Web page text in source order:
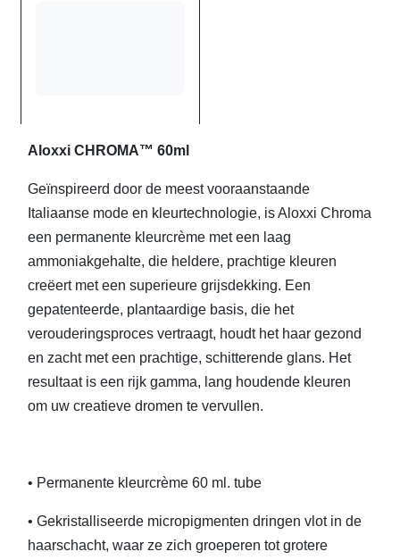
Aloxxi CHROMA™ 60ml
Geïnspireerd door de meest vooraanstaande
Italiaanse mode en kleurtechnologie, is Aloxxi Chroma
een permanente kleurcrème met een laag
ammoniakgehalte, die heldere, prachtige kleuren
creëert met een superieure grijsdekking. Een
gepatenteerde, plantaardige basis, die het
verouderingsproces vertraagt, houdt het haar gezond
en zacht met een prachtige, schitterende glans. Het
resultaat is een rijk gamma, lang houdende kleuren
om uw creatieve dromen te vervullen.
• Permanente kleurcrème 60 ml. tube
• Gekristalliseerde micropigmenten dringen vlot in de
haarschacht, waar ze zich groeperen tot grotere